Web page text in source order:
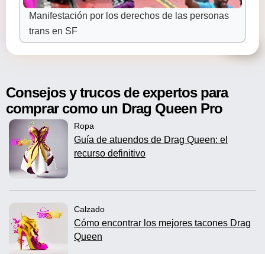
Manifestación por los derechos de las personas
trans en SF
Consejos y trucos de expertos para
comprar como un Drag Queen Pro
Ropa
Guía de atuendos de Drag Queen: el
recurso definitivo
Calzado
Cómo encontrar los mejores tacones Drag
Queen